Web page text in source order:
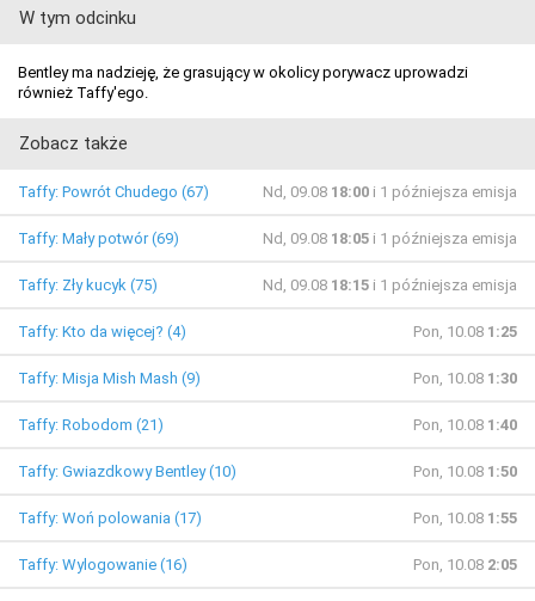
W tym odcinku
Bentley ma nadzieję, że grasujący w okolicy porywacz uprowadzi
również Taffy'ego.
Zobacz także
Taffy: Powrót Chudego (67) Nd, 09.08 18:00 i 1 późniejsza emisja
Taffy: Mały potwór (69) Nd, 09.08 18:05 i 1 późniejsza emisja
Taffy: Zły kucyk (75) Nd, 09.08 18:15 i 1 późniejsza emisja
Taffy: Kto da więcej? (4) Pon, 10.08 1:25
Taffy: Misja Mish Mash (9) Pon, 10.08 1:30
Taffy: Robodom (21) Pon, 10.08 1:40
Taffy: Gwiazdkowy Bentley (10) Pon, 10.08 1:50
Taffy: Woń polowania (17) Pon, 10.08 1:55
Taffy: Wylogowanie (16) Pon, 10.08 2:05